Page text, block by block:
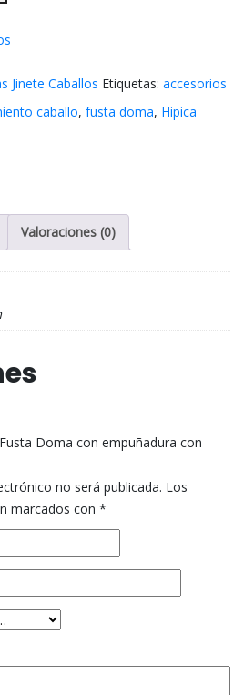
Jinete Caballos Etiquetas: accesorios
caballo, fusta doma, Hipica
Valoraciones (0)
Doma con empuñadura con
no será publicada. Los
marcados con *